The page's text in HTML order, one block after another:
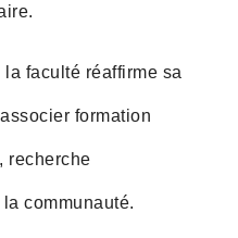
faculté réaffirme sa
formation
recherche
communauté.